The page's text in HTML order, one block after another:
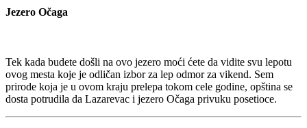
Jezero Očaga
Tek kada budete došli na ovo jezero moći ćete da vidite svu lepotu
ovog mesta koje je odličan izbor za lep odmor za vikend. Sem
prirode koja je u ovom kraju prelepa tokom cele godine, opština se
dosta potrudila da Lazarevac i jezero Očaga privuku posetioce.